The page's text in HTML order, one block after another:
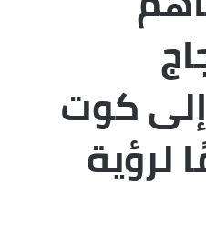
كوت
لرؤية